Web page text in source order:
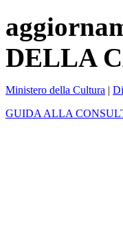
DELLA
Ministero della Cultura |
GUIDA ALLA